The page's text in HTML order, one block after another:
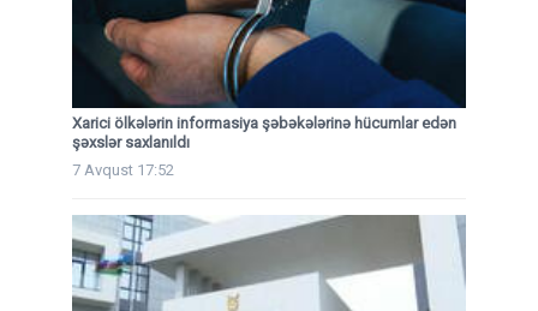
Xarici ölkələrin informasiya şəbəkələrinə hücumlar edən
şəxslər saxlanıldı
7 Avqust 17:52